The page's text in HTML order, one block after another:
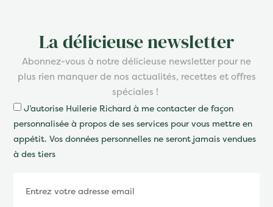
La délicieuse newsletter
Abonnez-vous à notre délicieuse newsletter pour ne
plus rien manquer de nos actualités, recettes et offres
spéciales !
J’autorise Huilerie Richard à me contacter de façon
personnalisée à propos de ses services pour vous mettre en
appétit. Vos données personnelles ne seront jamais vendues
à des tiers